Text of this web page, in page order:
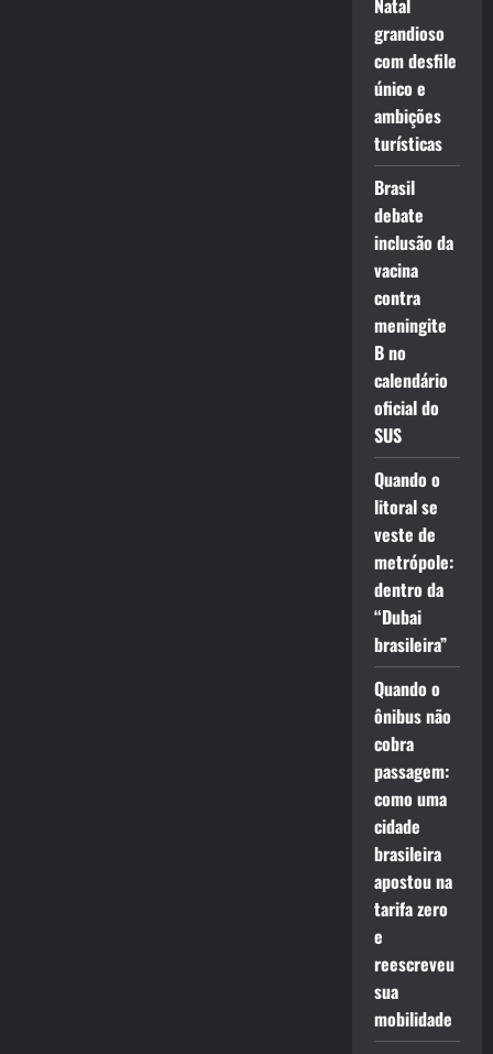
Natal
grandioso
com desfile
único e
ambições
turísticas
Brasil
debate
inclusão da
vacina
contra
meningite
B no
calendário
oficial do
SUS
Quando o
litoral se
veste de
metrópole:
dentro da
“Dubai
brasileira”
Quando o
ônibus não
cobra
passagem:
como uma
cidade
brasileira
apostou na
tarifa zero
e
reescreveu
sua
mobilidade